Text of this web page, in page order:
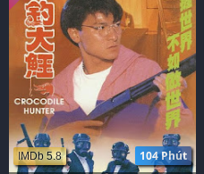
104 Phút
IMDb 5.8